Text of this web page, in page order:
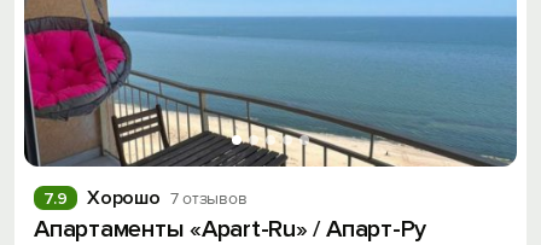
Хорошо 7 отзывов
7.9
Апартаменты «Apart-Ru» / Апарт-Ру